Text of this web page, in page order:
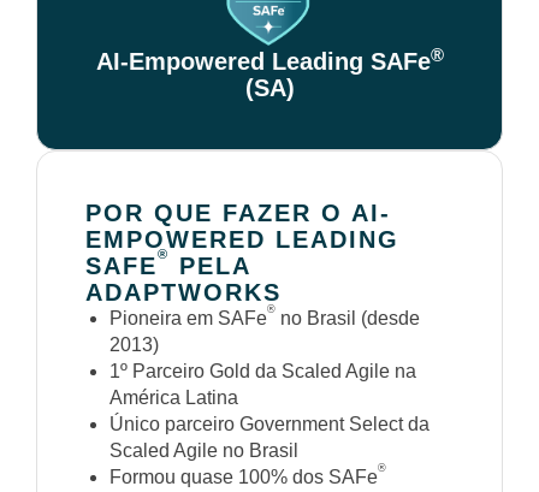
AI-Empowered Leading SAFe®
(SA)
POR QUE FAZER O AI-
EMPOWERED LEADING
SAFE®
PELA
ADAPTWORKS
Pioneira em SAFe® no Brasil (desde
2013)
1º Parceiro Gold da Scaled Agile na
América Latina
Único parceiro Government Select da
Scaled Agile no Brasil
Formou quase 100% dos SAFe®